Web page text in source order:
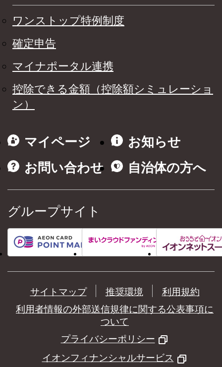
ワンストップ特例制度
確定申告
マイナポータル連携
控除できる金額（控除額シミュレーショ
ン）
マイページ
お知らせ
お問い合わせ
自治体の方へ
グループサイト
サイトマップ 推奨環境
利用規約
利用者情報の外部送信規律に関する公表事項に
ついて
プライバシーポリシー
イオンフィナンシャルサービス